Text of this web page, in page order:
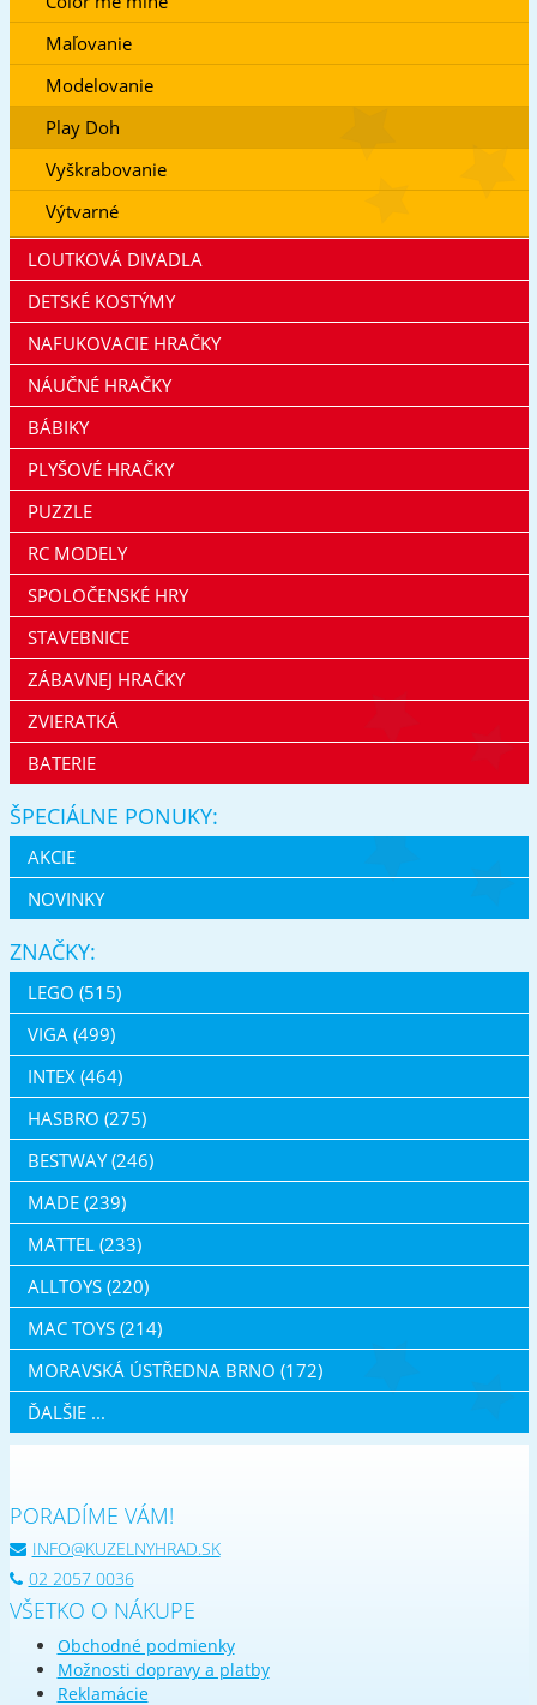
Maľovanie
Modelovanie
Play Doh
Vyškrabovanie
Výtvarné
LOUTKOVÁ DIVADLA
DETSKÉ KOSTÝMY
NAFUKOVACIE HRAČKY
NÁUČNÉ HRAČKY
BÁBIKY
PLYŠOVÉ HRAČKY
PUZZLE
RC MODELY
SPOLOČENSKÉ HRY
STAVEBNICE
ZÁBAVNEJ HRAČKY
ZVIERATKÁ
BATERIE
ŠPECIÁLNE PONUKY:
AKCIE
NOVINKY
ZNAČKY:
LEGO (515)
VIGA (499)
INTEX (464)
HASBRO (275)
BESTWAY (246)
MADE (239)
MATTEL (233)
ALLTOYS (220)
MAC TOYS (214)
MORAVSKÁ ÚSTŘEDNA BRNO (172)
ĎALŠIE ...
PORADÍME VÁM!
INFO@KUZELNYHRAD.SK
02 2057 0036
VŠETKO O NÁKUPE
Obchodné podmienky
Možnosti dopravy a platby
Reklamácie